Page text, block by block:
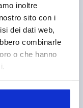
inoltre
sito con i
dei dati web,
combinarle
o che hanno
D=19
D1=28
H3=56,5